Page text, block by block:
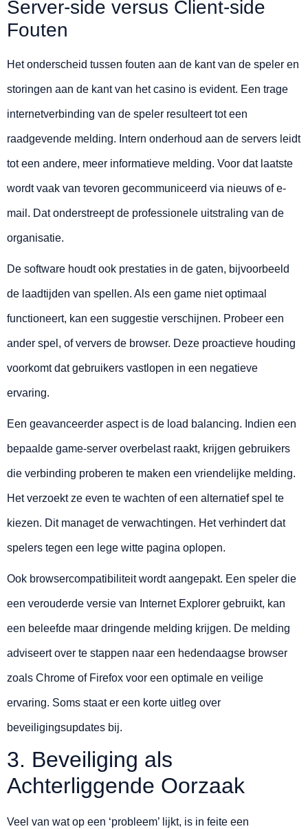
Server-side versus Client-side
Fouten
Het onderscheid tussen fouten aan de kant van de speler en
storingen aan de kant van het casino is evident. Een trage
internetverbinding van de speler resulteert tot een
raadgevende melding. Intern onderhoud aan de servers leidt
tot een andere, meer informatieve melding. Voor dat laatste
wordt vaak van tevoren gecommuniceerd via nieuws of e-
mail. Dat onderstreept de professionele uitstraling van de
organisatie.
De software houdt ook prestaties in de gaten, bijvoorbeeld
de laadtijden van spellen. Als een game niet optimaal
functioneert, kan een suggestie verschijnen. Probeer een
ander spel, of ververs de browser. Deze proactieve houding
voorkomt dat gebruikers vastlopen in een negatieve
ervaring.
Een geavanceerder aspect is de load balancing. Indien een
bepaalde game-server overbelast raakt, krijgen gebruikers
die verbinding proberen te maken een vriendelijke melding.
Het verzoekt ze even te wachten of een alternatief spel te
kiezen. Dit managet de verwachtingen. Het verhindert dat
spelers tegen een lege witte pagina oplopen.
Ook browsercompatibiliteit wordt aangepakt. Een speler die
een verouderde versie van Internet Explorer gebruikt, kan
een beleefde maar dringende melding krijgen. De melding
adviseert over te stappen naar een hedendaagse browser
zoals Chrome of Firefox voor een optimale en veilige
ervaring. Soms staat er een korte uitleg over
beveiligingsupdates bij.
3. Beveiliging als
Achterliggende Oorzaak
Veel van wat op een ‘probleem’ lijkt, is in feite een